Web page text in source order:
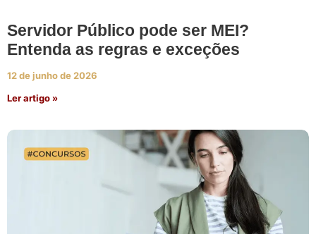
Servidor Público pode ser MEI?
Entenda as regras e exceções
12 de junho de 2026
Ler artigo »